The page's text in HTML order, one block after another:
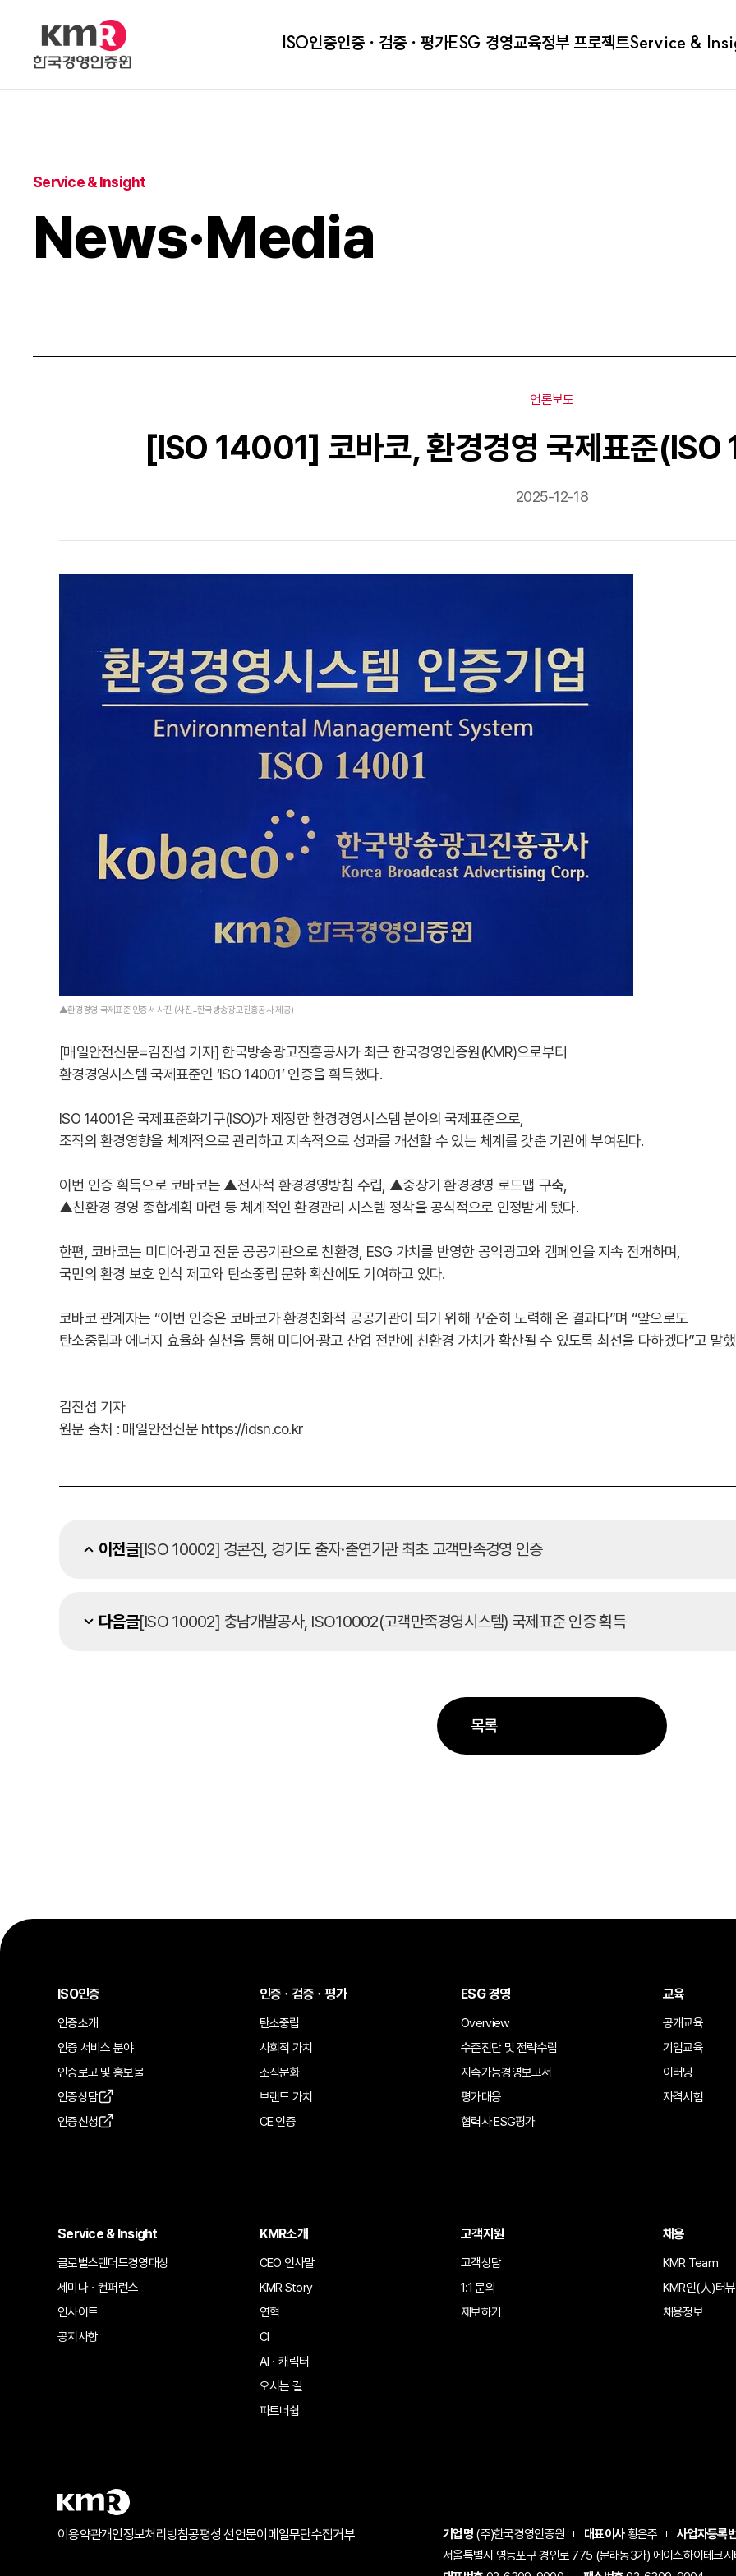
ISO인증인증ㆍ검증ㆍ평가ESG 경영교육정부 프로젝트Service &
Service & Insight
News·Media
언론보도
[ISO 14001] 코바코, 환경경영 국제표준
2025-12-18
▲환경경영 국제표준 인증서 사진 (사진=한국방송광고진흥공사 제공)
[매일안전신문=김진섭 기자] 한국방송광고진흥공사가 최근 한국경영인증원(KMR)으로부터
환경경영시스템 국제표준인 ‘ISO 14001’ 인증을 획득했다.
ISO 14001은 국제표준화기구(ISO)가 제정한 환경경영시스템 분야의 국제표준으로,
조직의 환경영향을 체계적으로 관리하고 지속적으로 성과를 개선할 수 있는 체계를 갖춘 기관에 부여된다.
이번 인증 획득으로 코바코는 ▲전사적 환경경영방침 수립, ▲중장기 환경경영 로드맵 구축,
▲친환경 경영 종합계획 마련 등 체계적인 환경관리 시스템 정착을 공식적으로 인정받게 됐다.
한편, 코바코는 미디어·광고 전문 공공기관으로 친환경, ESG 가치를 반영한 공익광고와 캠페인을 지속 전개하며,
국민의 환경 보호 인식 제고와 탄소중립 문화 확산에도 기여하고 있다.
코바코 관계자는 “이번 인증은 코바코가 환경친화적 공공기관이 되기 위해 꾸준히 노력해 온 결과다”며 “앞으로도
탄소중립과 에너지 효율화 실천을 통해 미디어·광고 산업 전반에 친환경 가치가 확산될 수 있도록 최선을 다하겠다”고 말
김진섭 기자
원문 출처 : 매일안전신문 https://idsn.co.kr
이전글[ISO 10002] 경콘진, 경기도 출자·출연기관 최초 고객만족경영 인증
다음글[ISO 10002] 충남개발공사, ISO10002(고객만족경영시스템) 국제표준 인증 획득
목록
ISO인증
인증소개
인증 서비스 분야
인증로고 및 홍보물
인증상담
인증신청
인증ㆍ검증ㆍ평가
탄소중립
사회적 가치
조직문화
브랜드 가치
CE 인증
ESG 경영
Overview
수준진단 및 전략수립
지속가능경영보고서
평가대응
협력사 ESG평가
교육
공개교육
기업교육
이러닝
자격시험
Service & Insight
글로벌스탠더드경영대상
세미나ㆍ컨퍼런스
인사이트
공지사항
KMR소개
CEO 인사말
KMR Story
연혁
CI
AIㆍ캐릭터
오시는 길
파트너쉽
고객지원
고객상담
1:1 문의
제보하기
채용
KMR Team
KMR인(人)터뷰
채용정보
이용약관개인정보처리방침공평성 선언문이메일무단수집거부 기업명 (주)한국경영인증원 대표이사황은주
사업자등록
서울특별시 영등포구 경인로 775 (문래동3가) 에이스하이테크